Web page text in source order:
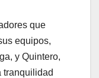
que
equipos,
y Quintero,
tranquilidad